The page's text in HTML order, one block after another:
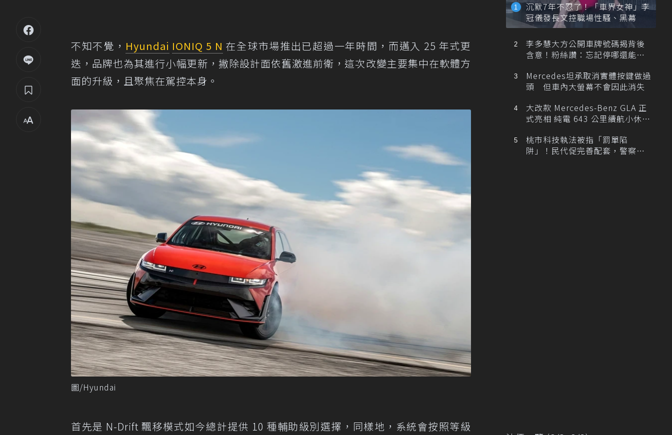
不知不覺， Hyundai IONIQ 5 N 在全球市場推出已超過一年時間，而邁入 25 年式更
迭，品牌也為其進行小幅更新，撇除設計面依舊激進前衛，這次改變主要集中在軟體方
面的升級，且聚焦在駕控本身。
圖/Hyundai
首先是 N-Drift 飄移模式如今總計提供 10 種輔助級別選擇，同樣地，系統會按照等級
沉默7年不忍了！「車界女神」李
冠儀發長文控職場性騷、黑幕
李多慧大方公開車牌號碼揭背後
含意！粉絲讚：忘記停哪還能幫
Mercedes坦承取消實體按鍵做過
頭 但車內大螢幕不會因此消失
大改款 Mercedes-Benz GLA 正
式亮相 純電 643 公里續航小休
桃市科技執法被指「罰單陷
阱」！民代促完善配套，警察局